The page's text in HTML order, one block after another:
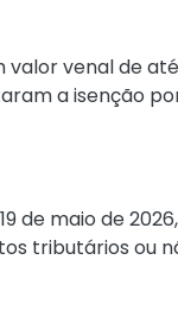
venal de até
a isenção
maio de 2026,
tributários ou